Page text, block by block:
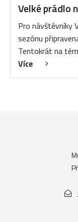
Velké prádlo
Pro návštěvníky
sezónu
Tentokrát na
Více